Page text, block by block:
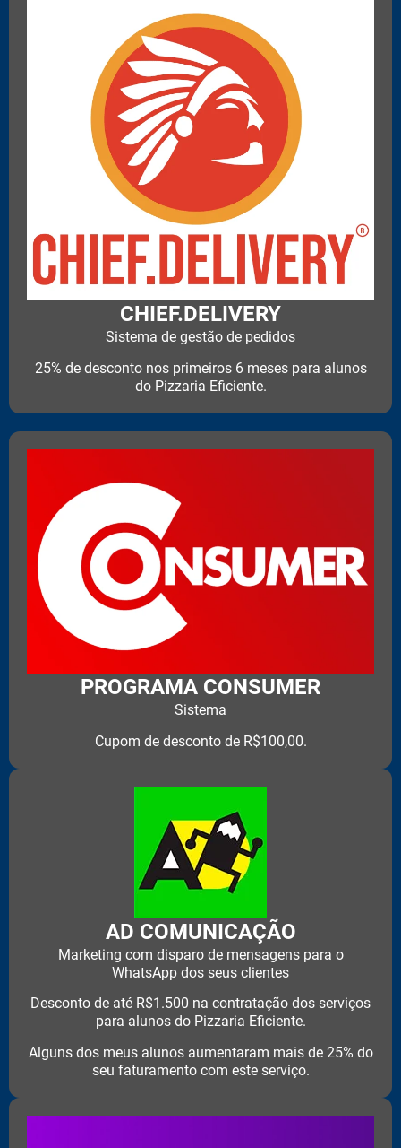
CHIEF.DELIVERY
Sistema de gestão de pedidos
25% de desconto nos primeiros 6 meses para alunos
do Pizzaria Eficiente.
PROGRAMA CONSUMER
Sistema
Cupom de desconto de R$100,00.
AD COMUNICAÇÃO
Marketing com disparo de mensagens para o
WhatsApp dos seus clientes
Desconto de até R$1.500 na contratação dos serviços
para alunos do Pizzaria Eficiente.
Alguns dos meus alunos aumentaram mais de 25% do
seu faturamento com este serviço.